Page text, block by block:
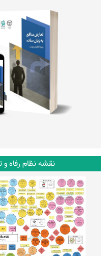
نقشه نظام رفاه و